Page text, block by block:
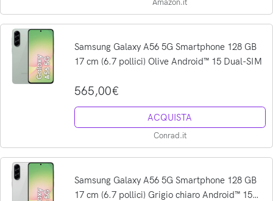
Amazon.it
Samsung Galaxy A56 5G Smartphone 128 GB
17 cm (6.7 pollici) Olive Android™ 15 Dual-SIM
565,00€
ACQUISTA
Conrad.it
Samsung Galaxy A56 5G Smartphone 128 GB
17 cm (6.7 pollici) Grigio chiaro Android™ 15